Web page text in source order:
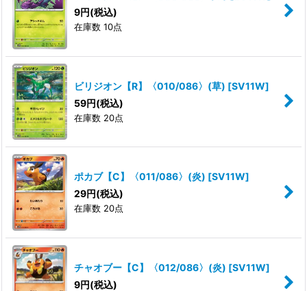
9円(税込)
在庫数 10点
ビリジオン【R】〈010/086〉(草) [SV11W]
59円(税込)
在庫数 20点
ポカブ【C】〈011/086〉(炎) [SV11W]
29円(税込)
在庫数 20点
チャオブー【C】〈012/086〉(炎) [SV11W]
9円(税込)